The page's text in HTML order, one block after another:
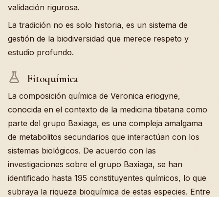
validación rigurosa.
La tradición no es solo historia, es un sistema de
gestión de la biodiversidad que merece respeto y
estudio profundo.
Fitoquímica
La composición química de Veronica eriogyne,
conocida en el contexto de la medicina tibetana como
parte del grupo Baxiaga, es una compleja amalgama
de metabolitos secundarios que interactúan con los
sistemas biológicos. De acuerdo con las
investigaciones sobre el grupo Baxiaga, se han
identificado hasta 195 constituyentes químicos, lo que
subraya la riqueza bioquímica de estas especies. Entre